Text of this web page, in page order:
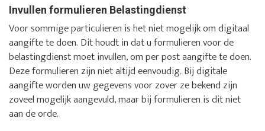
Invullen formulieren Belastingdienst
Voor sommige particulieren is het niet mogelijk om digitaal
aangifte te doen. Dit houdt in dat u formulieren voor de
belastingdienst moet invullen, om per post aangifte te doen.
Deze formulieren zijn niet altijd eenvoudig. Bij digitale
aangifte worden uw gegevens voor zover ze bekend zijn
zoveel mogelijk aangevuld, maar bij formulieren is dit niet
aan de orde.